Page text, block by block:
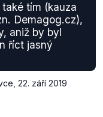
tím (kauza
Demagog.cz),
aniž by byl
říct jasný
22. září 2019